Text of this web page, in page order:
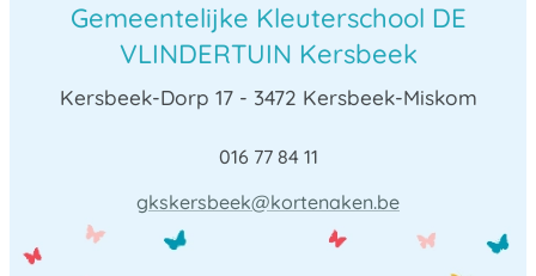
Gemeentelijke Kleuterschool DE
VLINDERTUIN Kersbeek
Kersbeek-Dorp 17 - 3472 Kersbeek-Miskom
016 77 84 11
gkskersbeek@kortenaken.be